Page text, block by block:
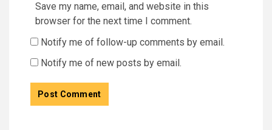
Save my name, email, and website in this
browser for the next time I comment.
Notify me of follow-up comments by email.
Notify me of new posts by email.